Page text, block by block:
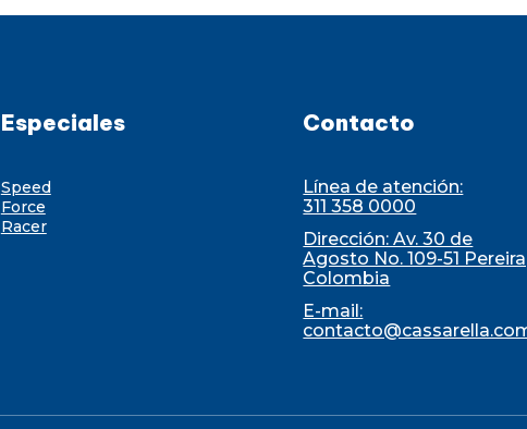
Especiales
Speed
Force
Racer
Contacto
Línea de atención:
311 358 0000
Dirección: Av. 30 de
Agosto No. 109-51
Colombia
E-mail: